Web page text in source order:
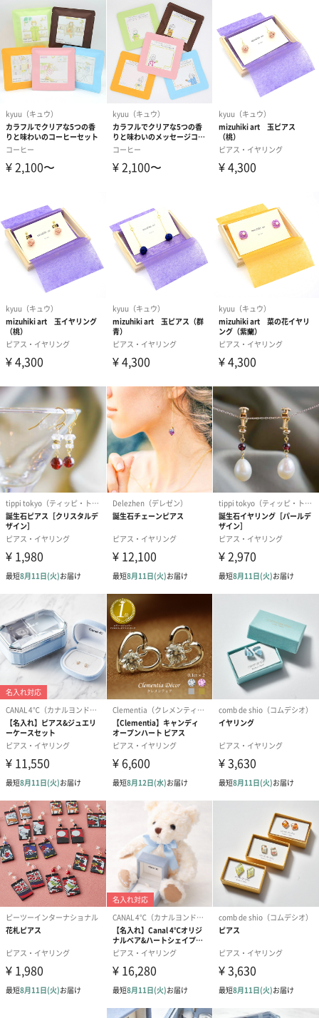
外装サイズ
幅6.5cm×縦10cm×高さ2cm
素材／原材料
水引
サイズ
水引部分の直径が2cmほど、高さが1.5cmほどとなり
ます。
ご使用上／安
・水引アクセサリーは繊細な製品です。優しく触れて
ください。
・雨や汗など濡れた状態でのご使用は、型崩れ、衣類
などへの色移りの原因となります。ご注意ください。
・ 一つひとつ手しごとで制作しており、素材にも個体
差があるため、色や形に若干の違いが生じる場合がご
ざいます。風合いや特性としてお楽しみください。
同梱物／付属
品
・木箱（ブランドが印字された和紙を貼り付けており
ます。）
・和紙（結び毎に色合いが異なる、柔らかな和紙で、
商品を包んでおります。）
・コンセプトカード（ブランドの解説が記載された3つ
面はお客様がメッセージを書き込めるようになってい
ます。裏写りにご注意ください。）
金属アレルギ
ー対応か
肌に触れる素材は全て、金属アレルギー対応のものを
使用しております。
配送について
※本商品は日時指定不可となります。ご注文確定から7
日程度で発送いたします。